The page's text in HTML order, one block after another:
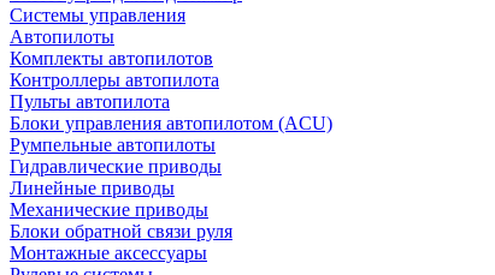
Системы управления
Автопилоты
Комплекты автопилотов
Контроллеры автопилота
Пульты автопилота
Блоки управления автопилотом (ACU)
Румпельные автопилоты
Гидравлические приводы
Линейные приводы
Механические приводы
Блоки обратной связи руля
Монтажные аксессуары